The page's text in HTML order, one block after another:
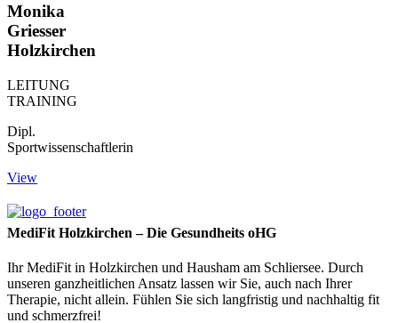
Monika
Griesser
Holzkirchen
LEITUNG
TRAINING
Dipl.
Sportwissenschaftlerin
View
MediFit Holzkirchen – Die Gesundheits oHG
Ihr MediFit in Holzkirchen und Hausham am Schliersee. Durch
unseren ganzheitlichen Ansatz lassen wir Sie, auch nach Ihrer
Therapie, nicht allein. Fühlen Sie sich langfristig und nachhaltig fit
und schmerzfrei!